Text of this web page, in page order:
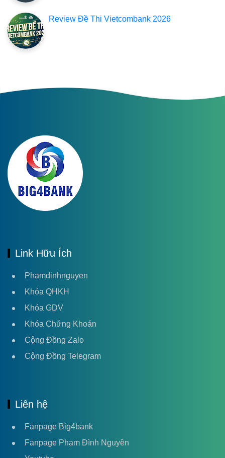
Review Đề Thi Vietcombank 2026
Link Hữu Ích
Phamdinhnguyen
Khóa QHKH
Khóa GDV
Khóa Chứng Khoán
Cộng Đồng Zalo
Cộng Đồng Telegram
Liên hệ
Fanpage Big4bank
Fanpage Phạm Đình Nguyên